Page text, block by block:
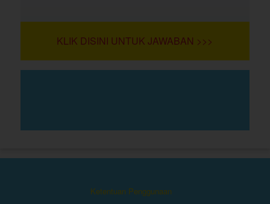
KLIK DISINI UNTUK JAWABAN >>>
Ketentuan Penggunaan